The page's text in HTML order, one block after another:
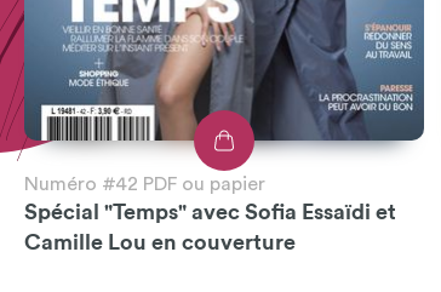
Numéro #42 PDF ou papier
Spécial "Temps" avec Sofia Essaïdi et
Camille Lou en couverture